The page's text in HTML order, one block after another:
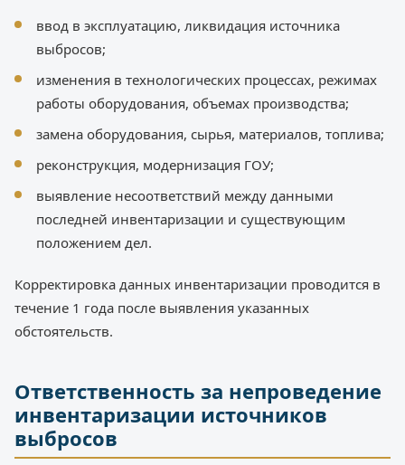
ввод в эксплуатацию, ликвидация источника
выбросов;
изменения в технологических процессах, режимах
работы оборудования, объемах производства;
замена оборудования, сырья, материалов, топлива;
реконструкция, модернизация ГОУ;
выявление несоответствий между данными
последней инвентаризации и существующим
положением дел.
Корректировка данных инвентаризации проводится в
течение 1 года после выявления указанных
обстоятельств.
Ответственность за непроведение
инвентаризации источников
выбросов